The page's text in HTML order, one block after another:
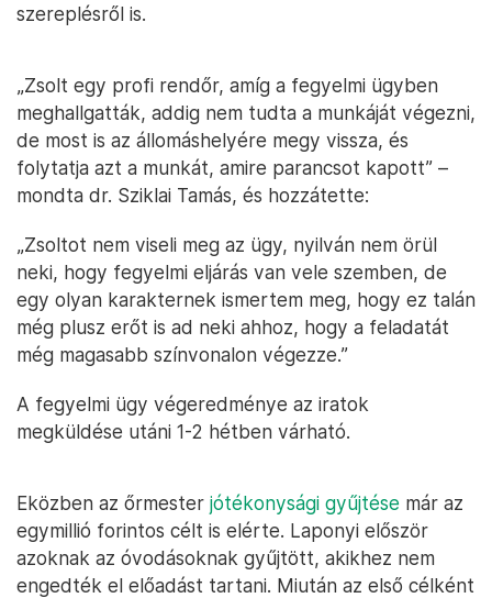
szereplésről is.
„Zsolt egy profi rendőr, amíg a fegyelmi ügyben
meghallgatták, addig nem tudta a munkáját végezni,
de most is az állomáshelyére megy vissza, és
folytatja azt a munkát, amire parancsot kapott” –
mondta dr. Sziklai Tamás, és hozzátette:
„Zsoltot nem viseli meg az ügy, nyilván nem örül
neki, hogy fegyelmi eljárás van vele szemben, de
egy olyan karakternek ismertem meg, hogy ez talán
még plusz erőt is ad neki ahhoz, hogy a feladatát
még magasabb színvonalon végezze.”
A fegyelmi ügy végeredménye az iratok
megküldése utáni 1-2 hétben várható.
Eközben az őrmester jótékonysági gyűjtése már az
egymillió forintos célt is elérte. Laponyi először
azoknak az óvodásoknak gyűjtött, akikhez nem
engedték el előadást tartani. Miután az első célként